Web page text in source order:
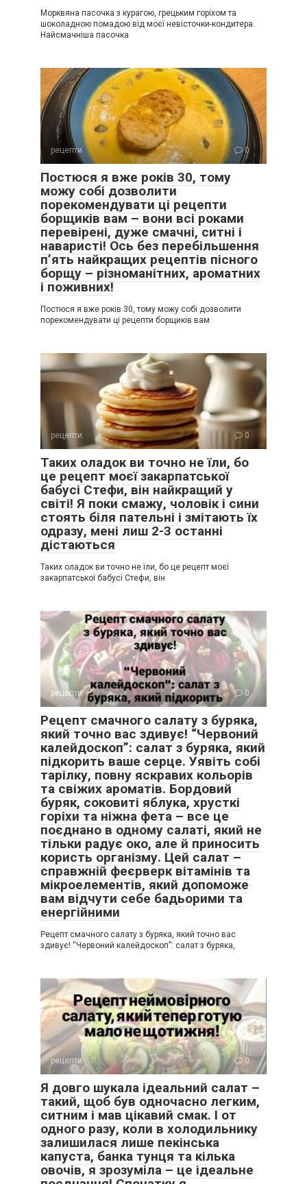
Морквяна пасочка з курагою, грецьким горіхом та
шоколадною помадою від моєї невісточки-кондитера.
Найсмачніша пасочка
рецепти 0
Постюся я вже років 30, тому
можу собі дозволити
порекомендувати ці рецепти
борщиків вам – вони всі роками
перевірені, дуже смачні, ситні і
наваристі! Ось без перебільшення
п’ять найкращих рецептів пісного
борщу – різноманітних, ароматних
і поживних!
Постюся я вже років 30, тому можу собі дозволити
порекомендувати ці рецепти борщиків вам
рецепти 0
Таких оладок ви точно не їли, бо
це рецепт моєї закарпатської
бабусі Стефи, він найкращий у
світі! Я поки смажу, чоловік і сини
стоять біля пательні і змітають їх
одразу, мені лиш 2-3 останні
дістаються
Таких оладок ви точно не їли, бо це рецепт моєї
закарпатської бабусі Стефи, він
рецепти 0
Рецепт смачного салату з буряка,
який точно вас здивує! “Червоний
калейдоскоп”: салат з буряка, який
підкорить ваше серце. Уявіть собі
тарілку, повну яскравих кольорів
та свіжих ароматів. Бордовий
буряк, соковиті яблука, хрусткі
горіхи та ніжна фета – все це
поєднано в одному салаті, який не
тільки радує око, але й приносить
користь організму. Цей салат –
справжній феєрверк вітамінів та
мікроелементів, який допоможе
вам відчути себе бадьорими та
енергійними
Рецепт смачного салату з буряка, який точно вас
здивує! “Червоний калейдоскоп”: салат з буряка,
рецепти 0
Я довго шукала ідеальний салат –
такий, щоб був одночасно легким,
ситним і мав цікавий смак. І от
одного разу, коли в холодильнику
залишилася лише пекінська
капуста, банка тунця та кілька
овочів, я зрозуміла – це ідеальне